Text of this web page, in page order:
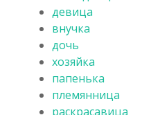
девица
внучка
дочь
хозяйка
папенька
племянница
раскрасавица